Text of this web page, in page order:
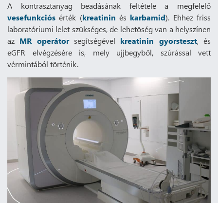
A kontrasztanyag beadásának feltétele a megfelelő
vesefunkciós érték (kreatinin és karbamid). Ehhez friss
laboratóriumi lelet szükséges, de lehetőség van a helyszínen
az MR operátorsegítségével kreatinin gyorsteszt, és
eGFR elvégzésére is, mely ujjbegyből, szúrással vett
vérmintából történik.